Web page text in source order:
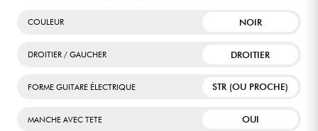
COULEUR NOIR
DROITIER / GAUCHER DROITIER
FORME GUITARE ÉLECTRIQUE STR (OU PROCHE)
MANCHE AVEC TETE OUI